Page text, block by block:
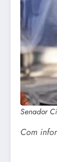
Senador
Com